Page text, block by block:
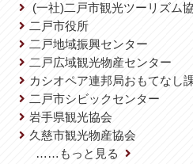
(一社)二戸市観光ツーリズム
二戸市役所
二戸地域振興センター
二戸広域観光物産センター
カシオペア連邦局おもてなし
二戸市シビックセンター
岩手県観光協会
久慈市観光物産協会
……もっと見る